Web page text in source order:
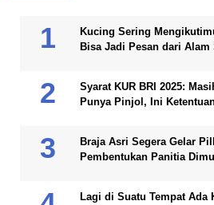
Kucing Sering
Bisa Jadi Pesan dari Alam
Syarat KUR BRI 2025:
Punya Pinjol, Ini
Braja Asri Segera Gelar
Pembentukan Panitia
Lagi di Suatu Tempat Ada